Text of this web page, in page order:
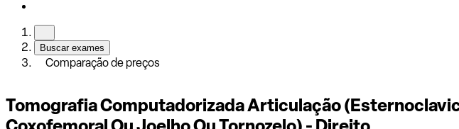
Buscar exames
Comparação de preços
Tomografia Computadorizada Articulação